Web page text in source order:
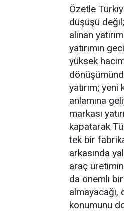
Özetle
düşüşü
alınan
yatırımın
yüksek
yatırım;
anlamına
markası
kapatarak
tek bir
arkasında
araç
da önemli
konumunu